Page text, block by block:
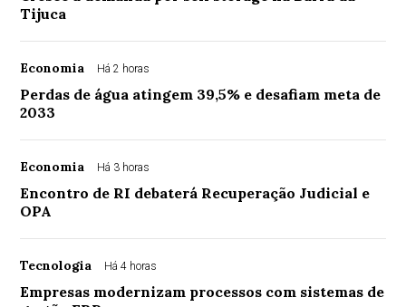
Tijuca
Economia Há 2 horas
Perdas de água atingem 39,5% e desafiam meta de
2033
Economia Há 3 horas
Encontro de RI debaterá Recuperação Judicial e
OPA
Tecnologia Há 4 horas
Empresas modernizam processos com sistemas de